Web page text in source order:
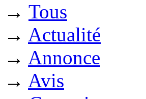
→ Tous
→ Actualité
→ Annonce
→ Avis